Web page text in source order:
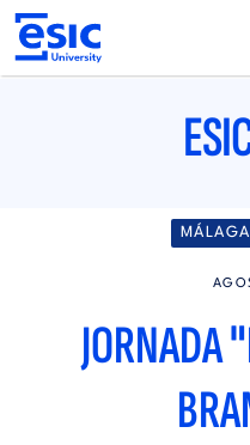
Pasar
contenido
MÁLAGA
JORNADA